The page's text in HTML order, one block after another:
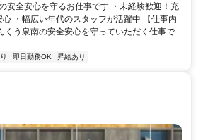
安全安心を守るお仕事です ・未経験歓迎！充
・幅広い年代のスタッフが活躍中 【仕事内
くう泉南の安全安心を守っていただく仕事で
即日勤務OK 昇給あり